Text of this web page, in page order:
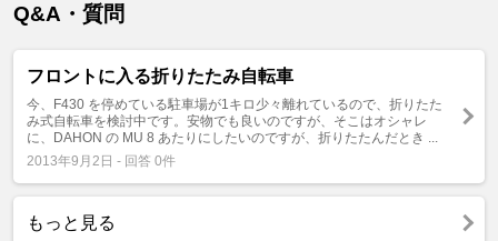
Q&A・質問
フロントに入る折りたたみ自転車
今、F430 を停めている駐車場が1キロ少々離れているので、折りたた
み式自転車を検討中です。安物でも良いのですが、そこはオシャレ
に、DAHON の MU 8 あたりにしたいのですが、折りたたんだとき ...
2013年9月2日 - 回答 0件
もっと見る